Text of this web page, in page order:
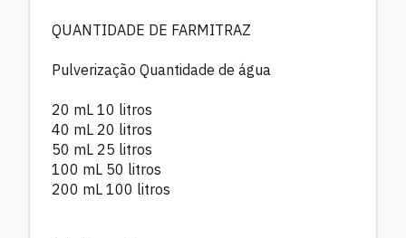
QUANTIDADE DE FARMITRAZ
Pulverização Quantidade de água
20 mL 10 litros
40 mL 20 litros
50 mL 25 litros
100 mL 50 litros
200 mL 100 litros